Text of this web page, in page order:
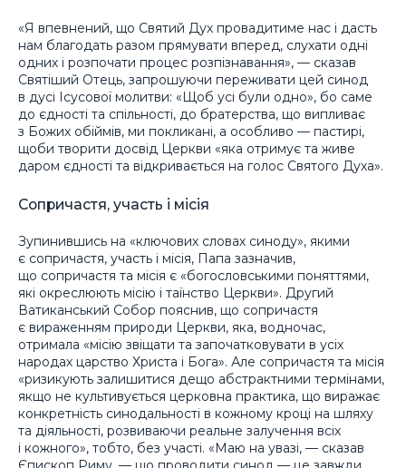
«Я впевнений, що Святий Дух провадитиме нас і дасть
нам благодать разом прямувати вперед, слухати одні
одних і розпочати процес розпізнавання», — сказав
Святіший Отець, запрошуючи переживати цей синод
в дусі Ісусової молитви: «Щоб усі були одно», бо саме
до єдності та спільності, до братерства, що випливає
з Божих обіймів, ми покликані, а особливо — пастирі,
щоби творити досвід Церкви «яка отримує та живе
даром єдності та відкривається на голос Святого Духа».
Сопричастя, участь і місія
Зупинившись на «ключових словах синоду», якими
є сопричастя, участь і місія, Папа зазначив,
що сопричастя та місія є «богословськими поняттями,
які окреслюють місію і таїнство Церкви». Другий
Ватиканський Собор пояснив, що сопричастя
є вираженням природи Церкви, яка, водночас,
отримала «місію звіщати та започатковувати в усіх
народах царство Христа і Бога». Але сопричастя та місія
«ризикують залишитися дещо абстрактними термінами,
якщо не культивується церковна практика, що виражає
конкретність синодальності в кожному кроці на шляху
та діяльності, розвиваючи реальне залучення всіх
і кожного», тобто, без участі. «Маю на увазі, — сказав